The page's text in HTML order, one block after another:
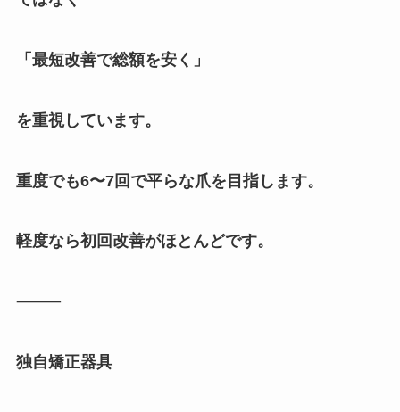
「最短改善で総額を安く」
を重視しています。
重度でも6〜7回で平らな爪を目指します。
軽度なら初回改善がほとんどです。
⸻
独自矯正器具